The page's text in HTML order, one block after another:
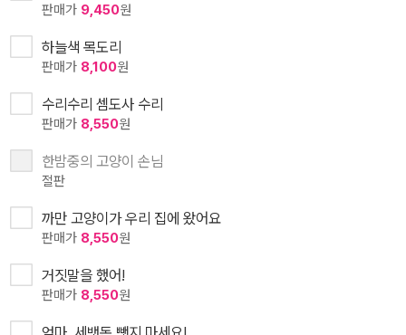
판매가 9,450원
하늘색 목도리
판매가 8,100원
수리수리 셈도사 수리
판매가 8,550원
한밤중의 고양이 손님
절판
까만 고양이가 우리 집에 왔어요
판매가 8,550원
거짓말을 했어!
판매가 8,550원